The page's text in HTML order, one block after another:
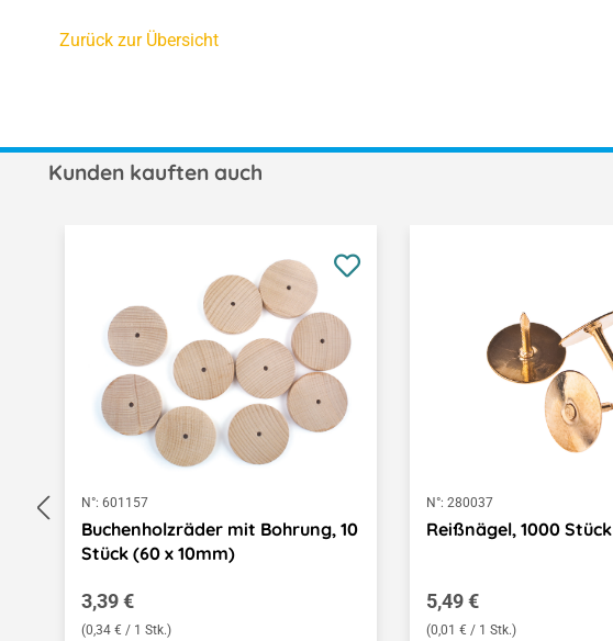
Zurück zur Übersicht
Kunden kauften auch
N°: 601157
Buchenholzräder mit Bohrung, 10
Stück (60 x 10mm)
Regulärer Preis:
3,39 €
(0,34 € / 1 Stk.)
N°: 280037
Reißnägel, 1000 Stück
Regulärer Preis:
5,49 €
(0,01 € / 1 Stk.)